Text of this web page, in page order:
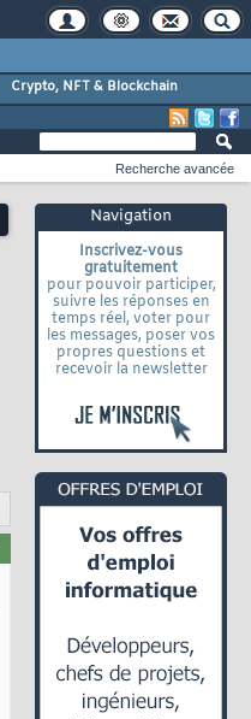
Crypto, NFT & Blockchain
Navigation
Inscrivez-vous
gratuitement
pour pouvoir participer,
suivre les réponses en
temps réel, voter pour
les messages, poser vos
propres questions et
recevoir la newsletter
Recherche avancée